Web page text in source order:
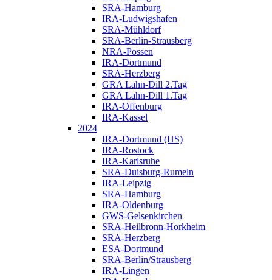
SRA-Hamburg
IRA-Ludwigshafen
SRA-Mühldorf
SRA-Berlin-Strausberg
NRA-Possen
IRA-Dortmund
SRA-Herzberg
GRA Lahn-Dill 2.Tag
GRA Lahn-Dill 1.Tag
IRA-Offenburg
IRA-Kassel
2024
IRA-Dortmund (HS)
IRA-Rostock
IRA-Karlsruhe
SRA-Duisburg-Rumeln
IRA-Leipzig
SRA-Hamburg
IRA-Oldenburg
GWS-Gelsenkirchen
SRA-Heilbronn-Horkheim
SRA-Herzberg
ESA-Dortmund
SRA-Berlin/Strausberg
IRA-Lingen